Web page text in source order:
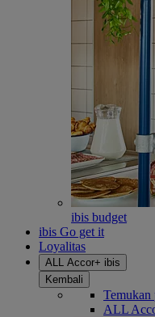
ibis budget
ibis Go get it
Loyalitas
ALL Accor+ ibis
Kembali
Temukan
ALL